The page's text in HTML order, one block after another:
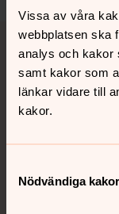
Vissa av våra
webbplatsen ska
analys och kakor
samt kakor som
länkar vidare till
kakor.
Nödvändiga kakor
Tillbaka till toppen
Tillbaka till
Kontakt